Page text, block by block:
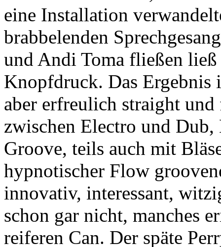
eine Installation
brabbelenden
und Andi Toma fließen
Knopfdruck. Das
aber erfreulich straight
zwischen Electro und
Groove, teils auch mit
hypnotischer Flow
innovativ, interessant,
schon gar nicht, manches
reiferen Can. Der späte